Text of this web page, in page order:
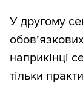
У другому
наприкінці
тільки